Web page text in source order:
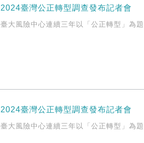
2024臺灣公正轉型調查發布記者會
臺大風險中心連續三年以「公正轉型」為
2024臺灣公正轉型調查發布記者會
臺大風險中心連續三年以「公正轉型」為